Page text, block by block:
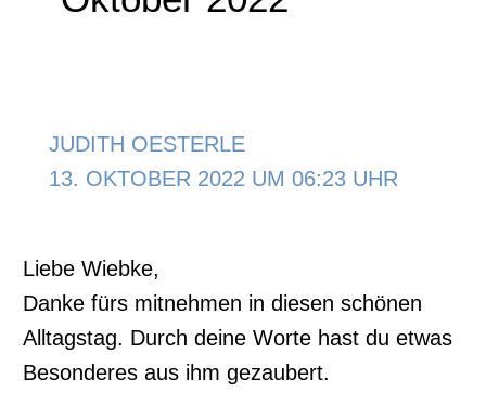
JUDITH OESTERLE
13. OKTOBER 2022 UM 06:23 UHR
Liebe Wiebke,
Danke fürs mitnehmen in diesen schönen
Alltagstag. Durch deine Worte hast du etwas
Besonderes aus ihm gezaubert.